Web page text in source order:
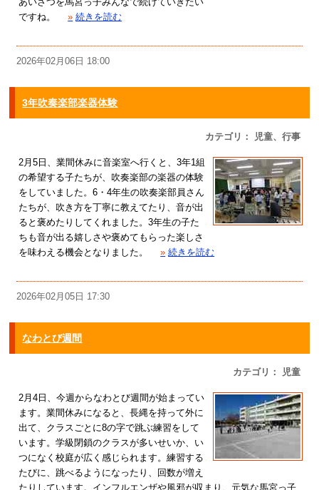
ですね。
» 続きを読む
2026年02月06日 18:00
3年吹奏楽部楽器体験
カテゴリ： 児童、行事
2月5日、業間休みに音楽室へ行くと、3年1組
の希望する子たちが、吹奏楽部の楽器の体験
をしていました。6・4年生の吹奏楽部員さん
たちが、吹き方を丁寧に教えてたり、音が出
ると褒めたりしてくれました。3年生の子た
ちも音が出る嬉しさや褒めてもらった楽しさ
を味わえる機会となりました。
» 続きを読む
2026年02月05日 17:30
なわとび週間
カテゴリ： 児童
2月4日、今週からなわとび週間が始まってい
ます。業間休みになると、長縄を持って外に
出て、クラスごとに8の字で跳ぶ練習をして
います。学級閉鎖のクラスが多いせいか、い
つになく校庭が広く感じられます。練習する
たびに、跳べるようになったり、回数が増え
たりしています。インフルエンザや風邪が収まり、元気な馬宮っ子